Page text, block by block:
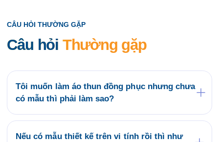
CÂU HỎI THƯỜNG GẶP
Câu hỏi Thường gặp
Tôi muốn làm áo thun đồng phục nhưng chưa
có mẫu thì phải làm sao?
phục có sẵn tại website saigonuniform.com hoặc
đến trực tiếp văn phòng Saigon Uniform tại địa chỉ
Nếu có mẫu thiết kế trên vi tính rồi thì như